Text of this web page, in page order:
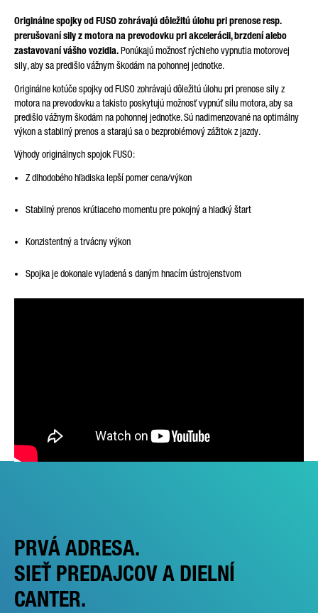
Originálne spojky od FUSO zohrávajú dôležitú úlohu pri prenose resp.
prerušovaní sily z motora na prevodovku pri akcelerácii, brzdení alebo
zastavovaní vášho vozidla.Ponúkajú možnosť rýchleho vypnutia motorovej
sily, aby sa predišlo vážnym škodám na pohonnej jednotke.
Originálne kotúče spojky od FUSO zohrávajú dôležitú úlohu pri prenose sily z
motora na prevodovku a takisto poskytujú možnosť vypnúť silu motora, aby sa
predišlo vážnym škodám na pohonnej jednotke. Sú nadimenzované na optimálny
výkon a stabilný prenos a starajú sa o bezproblémový zážitok z jazdy.
Výhody originálnych spojok FUSO:
Z dlhodobého hľadiska lepší pomer cena/výkon
Stabilný prenos krútiaceho momentu pre pokojný a hladký štart
Konzistentný a trvácny výkon
Spojka je dokonale vyladená s daným hnacím ústrojenstvom
PRVÁ ADRESA.
SIEŤ PREDAJCOV A DIELNÍ
CANTER.